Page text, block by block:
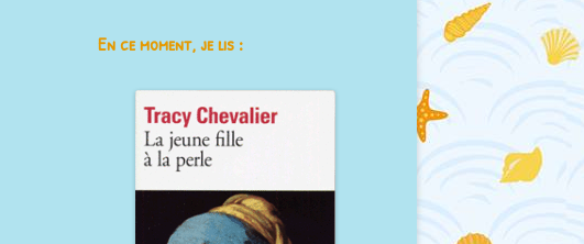
En ce moment, je lis :